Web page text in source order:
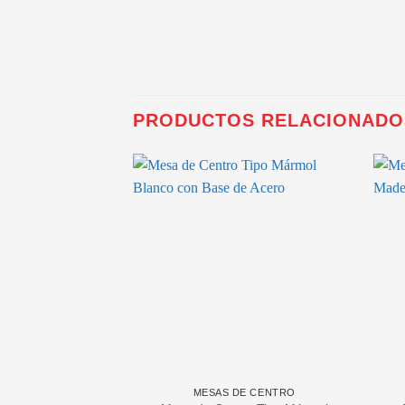
PRODUCTOS
MESAS DE CENTRO